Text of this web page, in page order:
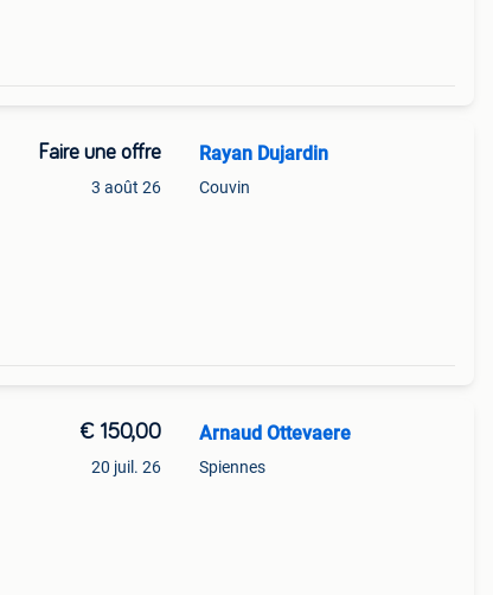
Faire une offre
3 août 26
Rayan Dujardin
Couvin
€ 150,00
20 juil. 26
Arnaud Ottevaere
Spiennes